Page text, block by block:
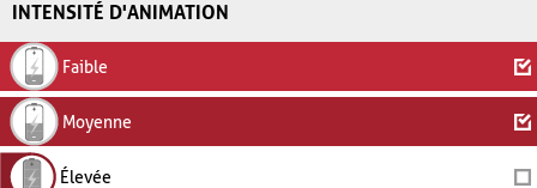
INTENSITÉ D'ANIMATION
Faible
Moyenne
Élevée